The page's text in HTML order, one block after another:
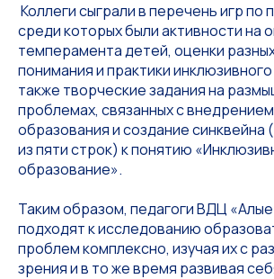
Коллеги сыграли в перечень игр по
среди которых были активности на
темперамента детей, оценки
понимания и практики
также творческие задания на
проблемах, связанных с
образования и создание синквейна
из пяти строк) к понятию
образование».
Таким образом, педагоги ВДЦ
подходят к исследованию
проблем комплексно, изучая их с
зрения и в то же время развивая